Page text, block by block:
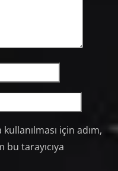
için adım,
tarayıcıya